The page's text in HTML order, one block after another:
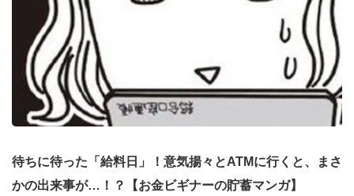
待ちに待った「給料日」！意気揚々とATMに行くと、まさ
かの出来事が…！？【お金ビギナーの貯蓄マンガ】